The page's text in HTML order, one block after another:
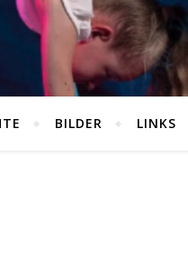
BILDER LINKS